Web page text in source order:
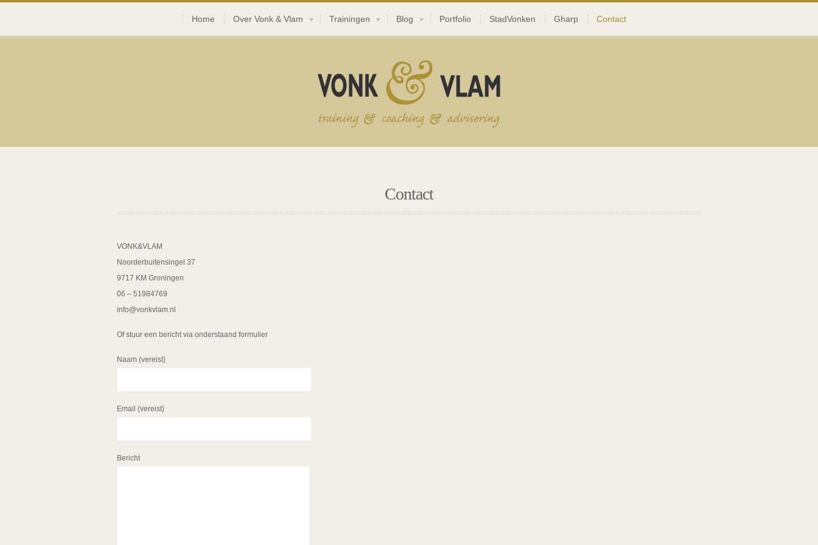
Home Over Vonk & Vlam Trainingen Blog Portfolio StadVonken Gharp Contact
Contact
VONK&VLAM
Noorderbuitensingel 37
9717 KM Groningen
06 – 51984769
info@vonkvlam.nl
Of stuur een bericht via onderstaand formulier
Naam (vereist)
Email (vereist)
Bericht